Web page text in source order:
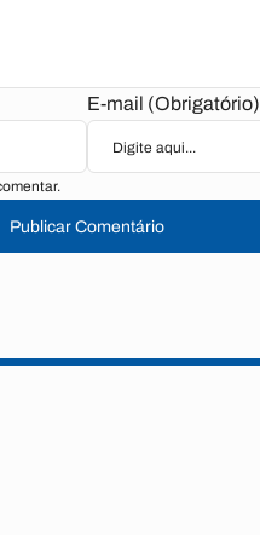
E-mail (Obrigatório)
Publicar Comentário